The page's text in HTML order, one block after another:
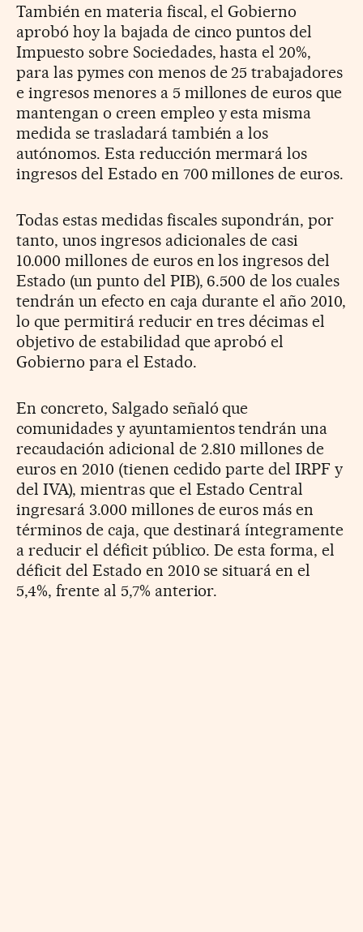
También en materia fiscal, el Gobierno
aprobó hoy la bajada de cinco puntos del
Impuesto sobre Sociedades, hasta el 20%,
para las pymes con menos de 25 trabajadores
e ingresos menores a 5 millones de euros que
mantengan o creen empleo y esta misma
medida se trasladará también a los
autónomos. Esta reducción mermará los
ingresos del Estado en 700 millones de euros.
Todas estas medidas fiscales supondrán, por
tanto, unos ingresos adicionales de casi
10.000 millones de euros en los ingresos del
Estado (un punto del PIB), 6.500 de los cuales
tendrán un efecto en caja durante el año 2010,
lo que permitirá reducir en tres décimas el
objetivo de estabilidad que aprobó el
Gobierno para el Estado.
En concreto, Salgado señaló que
comunidades y ayuntamientos tendrán una
recaudación adicional de 2.810 millones de
euros en 2010 (tienen cedido parte del IRPF y
del IVA), mientras que el Estado Central
ingresará 3.000 millones de euros más en
términos de caja, que destinará íntegramente
a reducir el déficit público. De esta forma, el
déficit del Estado en 2010 se situará en el
5,4%, frente al 5,7% anterior.